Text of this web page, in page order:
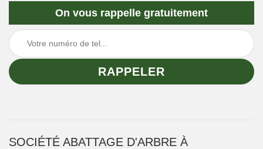
On vous rappelle gratuitement
SOCIÉTÉ ABATTAGE D'ARBRE À